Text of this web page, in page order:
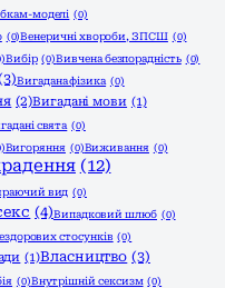
моделі (0)
(0)Венеричні хвороби, ЗПСШ (0)
Вибір (0)Вивчена безпорадність (0)
Вигадана фізика (0)
(2)Вигадані мови (1)
свята (0)
Вигоряння (0)Виживання (0)
(12)
вид (0)
(4)Випадковий шлюб (0)
стосунків (0)
(1)Власництво (3)
(0)Внутрішній сексизм (0)